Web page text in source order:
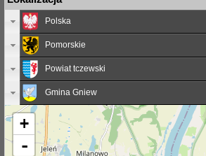
Polska
Pomorskie
Powiat tczewski
Gmina Gniew
+
-